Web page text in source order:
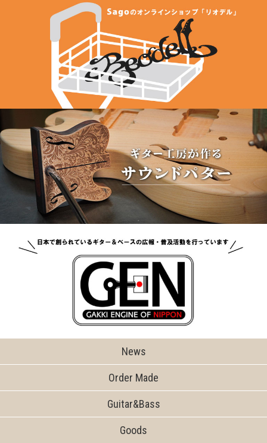
News
Order Made
Guitar&Bass
Goods